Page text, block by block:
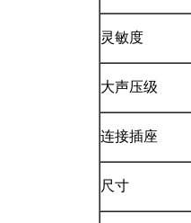
灵敏度
大声压级
连接插座
尺寸